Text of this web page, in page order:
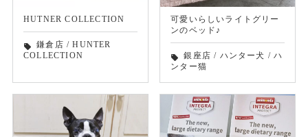
HUTNER COLLECTION
local_offer 鎌倉店 /HUNTER
COLLECTION
可愛いらしいライトグリー
ンのベッド♪
local_offer 銀座店 / ハンター犬 /ハ
ンター猫